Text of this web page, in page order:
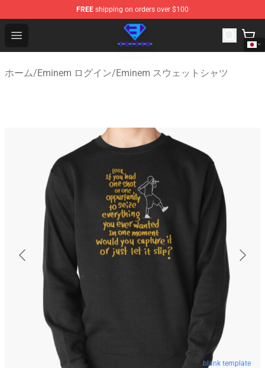
FREE shipping on orders over $100
Open menu
Eminem Store - Official Eminem Merchandise Shop
ホーム/Eminem ログイン/Eminem スウェットシャツ
blank template